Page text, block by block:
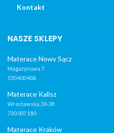
Kontakt
NASZE SKLEPY
Materace Nowy Sącz
Magazynowa 7
530 400 406
Materace Kalisz
Wrocławska 30-38
730 007 180
Materace Kraków